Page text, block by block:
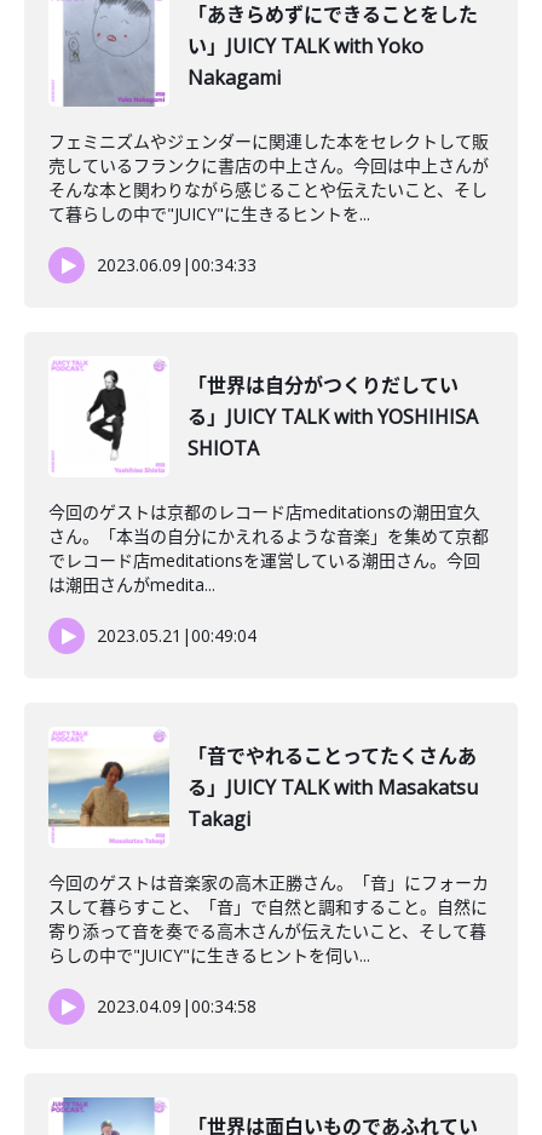
「あきらめずにできることをした
い」JUICY TALK with Yoko
Nakagami
フェミニズムやジェンダーに関連した本をセレクトして販
売しているフランクに書店の中上さん。今回は中上さんが
そんな本と関わりながら感じることや伝えたいこと、そし
て暮らしの中で"JUICY"に生きるヒントを...
2023.06.09 |00:34:33
「世界は自分がつくりだしてい
る」JUICY TALK with YOSHIHISA
SHIOTA
今回のゲストは京都のレコード店meditationsの潮田宜久
さん。「本当の自分にかえれるような音楽」を集めて京都
でレコード店meditationsを運営している潮田さん。今回
は潮田さんがmedita...
2023.05.21 |00:49:04
「音でやれることってたくさんあ
る」JUICY TALK with Masakatsu
Takagi
今回のゲストは音楽家の高木正勝さん。「音」にフォーカ
スして暮らすこと、「音」で自然と調和すること。自然に
寄り添って音を奏でる高木さんが伝えたいこと、そして暮
らしの中で"JUICY"に生きるヒントを伺い...
2023.04.09 |00:34:58
「世界は面白いものであふれてい